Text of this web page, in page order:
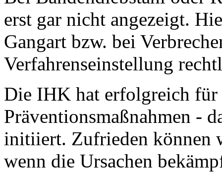
erst gar nicht angezeigt.
Gangart bzw. bei
Verfahrenseinstellung
Die IHK hat erfolgreich für
Präventionsmaßnahmen -
initiiert. Zufrieden können
wenn die Ursachen